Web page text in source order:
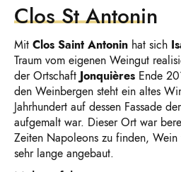
Clos St Antonin
Mit Clos Saint Antonin hat sich
Traum vom eigenen Weingut
der Ortschaft Jonquières Ende
den Weinbergen steht ein altes
Jahrhundert auf dessen Fassade
aufgemalt war. Dieser Ort war
Zeiten Napoleons zu finden,
sehr lange angebaut.